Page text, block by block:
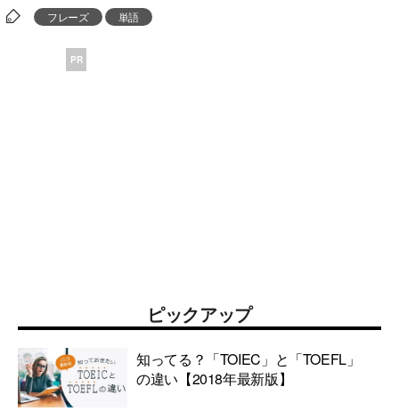
フレーズ 単語
PR
ピックアップ
知ってる？「TOIEC」と「TOEFL」
の違い【2018年最新版】